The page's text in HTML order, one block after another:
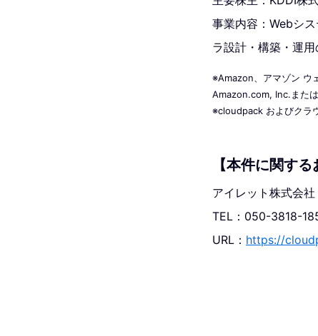
事業内容：Webシ
ラ設計・構築・運
※Amazon、アマゾン ウ
Amazon.com, Inc.または
※cloudpack およびクラ
【本件に関する
アイレット株式会
TEL：050-3818-
URL： https://